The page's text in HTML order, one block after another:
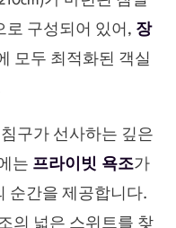
로 구성되어 있어, 장
모두 최적화된 객실
구가 선사하는 깊은
는 프라이빗 욕조가
순간을 제공합니다.
의 넓은 스위트를 찾